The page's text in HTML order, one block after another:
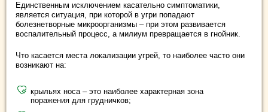
Единственным исключением касательно симптоматики,
является ситуация, при которой в угри попадают
болезнетворные микроорганизмы – при этом развивается
воспалительный процесс, а милиум превращается в гнойник.
Что касается места локализации угрей, то наиболее часто они
возникают на:
крыльях носа – это наиболее характерная зона
поражения для грудничков;